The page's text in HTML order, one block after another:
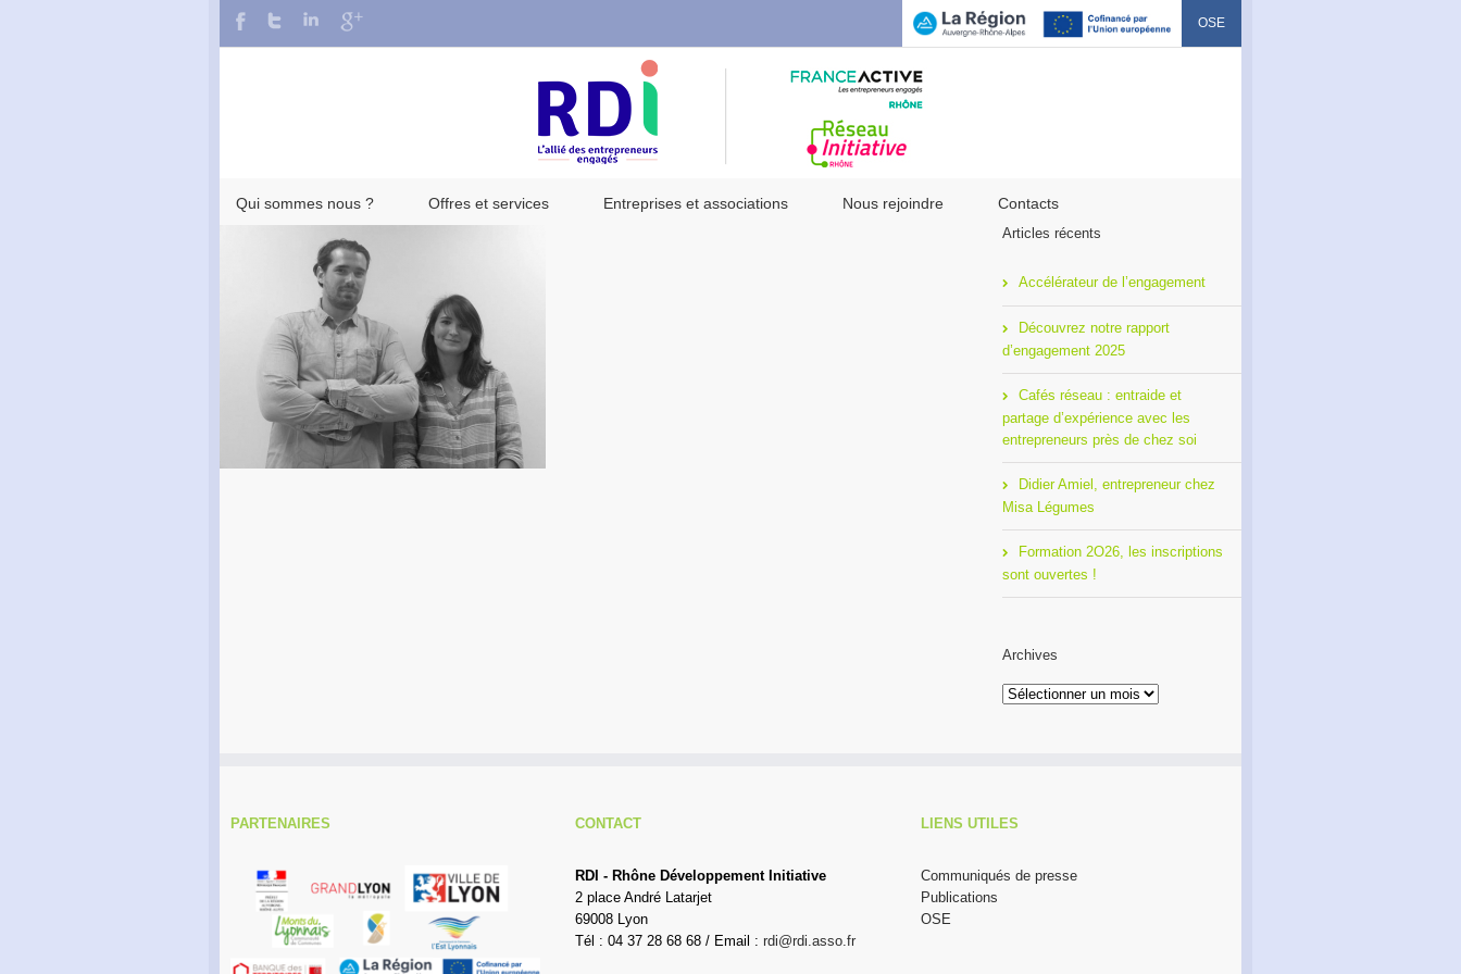
OSE
Qui sommes nous ? Offres et services Entreprises et associations Nous rejoindre Contacts
Articles récents
Accélérateur de l’engagement
Découvrez notre rapport
d’engagement 2025
Cafés réseau : entraide et
partage d’expérience avec les
entrepreneurs près de chez soi
Didier Amiel, entrepreneur chez
Misa Légumes
Formation 2O26, les inscriptions
sont ouvertes !
Archives
Archives
PARTENAIRES CONTACT
RDI - Rhône Développement Initiative
2 place André Latarjet
69008 Lyon
Tél : 04 37 28 68 68 / Email :rdi@rdi.asso.fr
LIENS UTILES
Communiqués de presse
Publications
OSE